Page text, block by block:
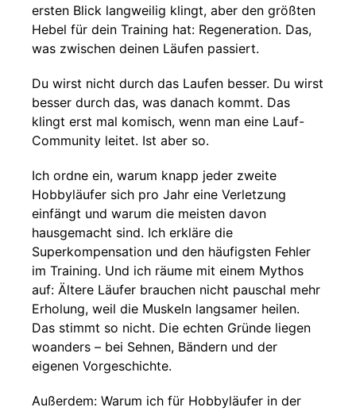
ersten Blick langweilig klingt, aber den größten
Hebel für dein Training hat: Regeneration. Das,
was zwischen deinen Läufen passiert.
Du wirst nicht durch das Laufen besser. Du wirst
besser durch das, was danach kommt. Das
klingt erst mal komisch, wenn man eine Lauf-
Community leitet. Ist aber so.
Ich ordne ein, warum knapp jeder zweite
Hobbyläufer sich pro Jahr eine Verletzung
einfängt und warum die meisten davon
hausgemacht sind. Ich erkläre die
Superkompensation und den häufigsten Fehler
im Training. Und ich räume mit einem Mythos
auf: Ältere Läufer brauchen nicht pauschal mehr
Erholung, weil die Muskeln langsamer heilen.
Das stimmt so nicht. Die echten Gründe liegen
woanders – bei Sehnen, Bändern und der
eigenen Vorgeschichte.
Außerdem: Warum ich für Hobbyläufer in der